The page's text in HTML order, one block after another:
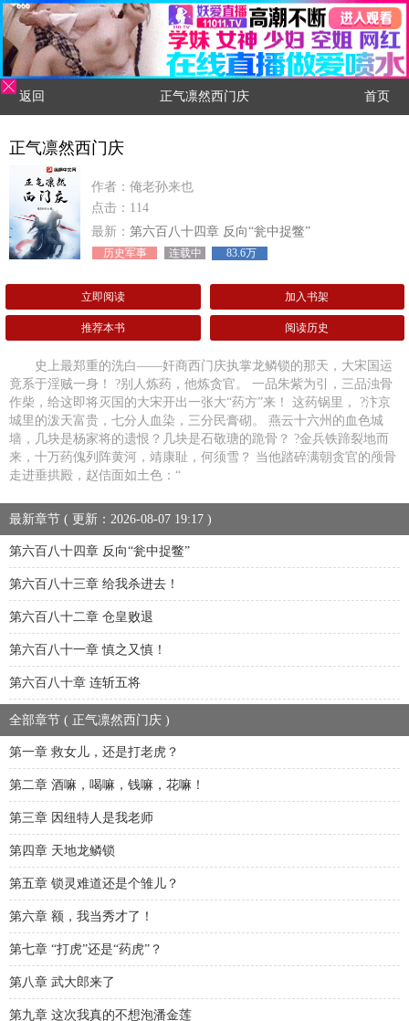
返回 正气凛然西门庆 首页
正气凛然西门庆
作者：俺老孙来也
点击：114
最新： 第六百八十四章 反向“瓮中捉鳖”
历史军事 连载中 83.6万
立即阅读 加入书架
推荐本书 阅读历史
史上最郑重的洗白——奸商西门庆执掌龙鳞锁的那天，大宋国运
竟系于淫贼一身！ ?别人炼药，他炼贪官。 一品朱紫为引，三品浊骨
作柴，给这即将灭国的大宋开出一张大“药方”来！ 这药锅里， ?汴京
城里的泼天富贵，七分人血染，三分民膏砌。 燕云十六州的血色城
墙，几块是杨家将的遗恨？几块是石敬瑭的跪骨？ ?金兵铁蹄裂地而
来，十万药傀列阵黄河，靖康耻，何须雪？ 当他踏碎满朝贪官的颅骨
走进垂拱殿，赵佶面如土色：“
最新章节 ( 更新：2026-08-07 19:17 )
第六百八十四章 反向“瓮中捉鳖”
第六百八十三章 给我杀进去！
第六百八十二章 仓皇败退
第六百八十一章 慎之又慎！
第六百八十章 连斩五将
全部章节 ( 正气凛然西门庆 )
第一章 救女儿，还是打老虎？
第二章 酒嘛，喝嘛，钱嘛，花嘛！
第三章 因纽特人是我老师
第四章 天地龙鳞锁
第五章 锁灵难道还是个雏儿？
第六章 额，我当秀才了！
第七章 “打虎”还是“药虎”？
第八章 武大郎来了
第九章 这次我真的不想泡潘金莲